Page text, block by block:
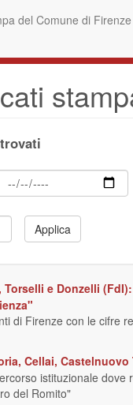
del Comune di
Applica
Torselli e Donzelli
di Firenze con le cifre
Cellai,
istituzionale
del Romito"